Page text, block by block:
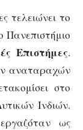
τελειώνει το
Πανεπιστήμιο
Επιστήμες.
αναταραχών
στο
Ινδιών.
ως